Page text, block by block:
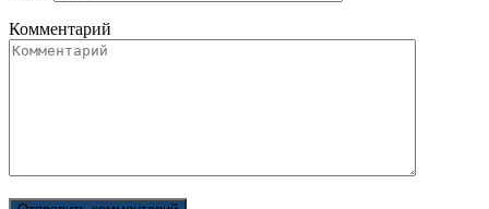
Комментарий